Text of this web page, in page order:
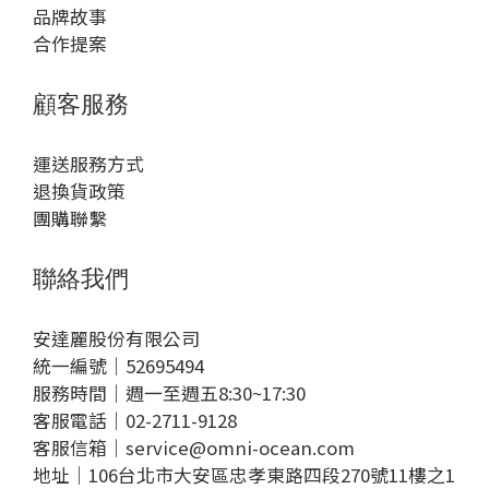
品牌故事
合作提案
顧客服務
運送服務方式
退換貨政策
團購聯繫
聯絡我們
安達麗股份有限公司
統一編號｜52695494
服務時間｜週一至週五8:30~17:30
客服電話｜02-2711-9128
客服信箱｜service@omni-ocean.com
地址｜106台北市大安區忠孝東路四段270號11樓之1